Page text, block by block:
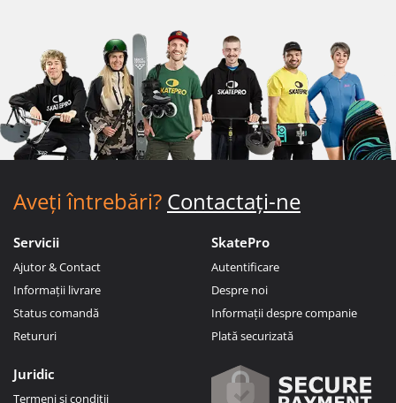
Aveți întrebări? Contactați-ne
Servicii
Ajutor & Contact
Informații livrare
Status comandă
Retururi
SkatePro
Autentificare
Despre noi
Informații despre companie
Plată securizată
Juridic
Termeni si condiții